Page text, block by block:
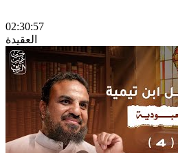
02:30:57
العقيدة